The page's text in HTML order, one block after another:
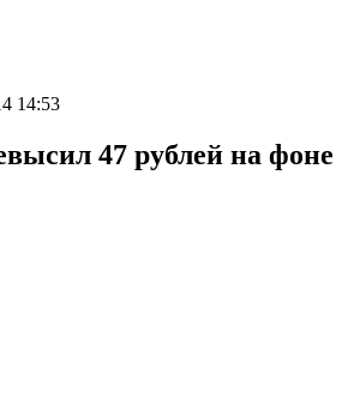
14:53
47 рублей на фоне